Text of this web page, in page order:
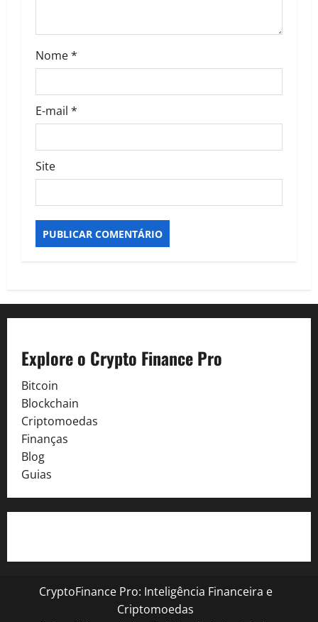
Nome*
E-mail *
Site
Explore o Crypto Finance Pro
Bitcoin
Blockchain
Criptomoedas
Finanças
Blog
Guias
CryptoFinance Pro: Inteligência Financeira e
Criptomoedas